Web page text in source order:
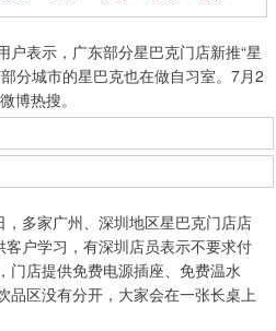
表示，广东部分星巴克门店新推“星
分城市的星巴克也在做自习室。7月2
博热搜。
多家广州、深圳地区星巴克门店店
客户学习，有深圳店员表示不要求付
门店提供免费电源插座、免费温水
品区没有分开，大家会在一张长桌上